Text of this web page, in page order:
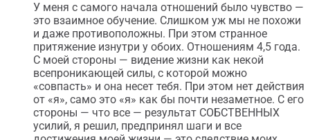
У меня с самого начала отношений было чувство —
это взаимное обучение. Слишком уж мы не похожи
и даже противоположны. При этом странное
притяжение изнутри у обоих. Отношениям 4,5 года.
С моей стороны — видение жизни как некой
всепроникающей силы, с которой можно
«совпасть» и она несет тебя. При этом нет действия
от «я», само это «я» как бы почти незаметное. С его
стороны — что все — результат СОБСТВЕННЫХ
усилий, я решил, предпринял шаги и все